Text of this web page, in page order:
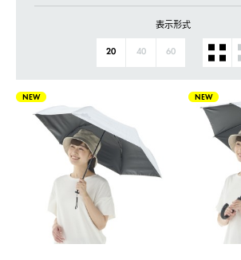
表示形式
20 40 60
NEW NEW